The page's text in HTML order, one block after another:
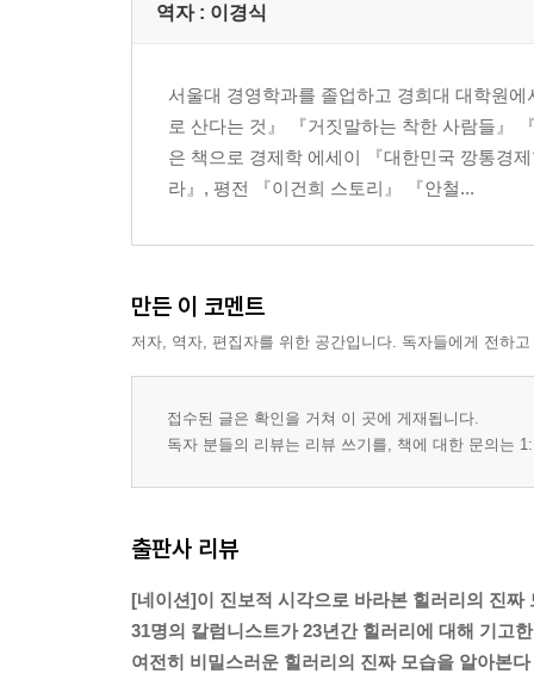
힐러리는 옳은 일을 한다 - 326
국무부 장관 힐러리 클린턴 - 334
힐러리 클린턴, 국무부 여성주의자? - 360
CHAPTER 5 누가 준비되어 있는가?
힐러리가 이미? - 395
힐러리라는 이름의 매 - 400
누가 힐러리를 지지할 준비가 되어 있는가? - 419
힐러리는 좌파 경쟁자를 이길 수 있을까? - 443
역자 : 이경식
서울대 경영학과를 졸업하고 경희대 대학원
로 산다는 것』 『거짓말하는 착한 사람들』
은 책으로 경제학 에세이 『대한민국 깡통경
라』, 평전 『이건희 스토리』 『안철...
만든 이 코멘트
저자, 역자, 편집자를 위한 공간입니다. 독자들에게 전하
접수된 글은 확인을 거쳐 이 곳에 게재됩니다.
독자 분들의 리뷰는 리뷰 쓰기를, 책에 대한 문의는
출판사 리뷰
[네이션]이 진보적 시각으로 바라본 힐러리의 진짜
31명의 칼럼니스트가 23년간 힐러리에 대해 기고
여전히 비밀스러운 힐러리의 진짜 모습을 알아본다